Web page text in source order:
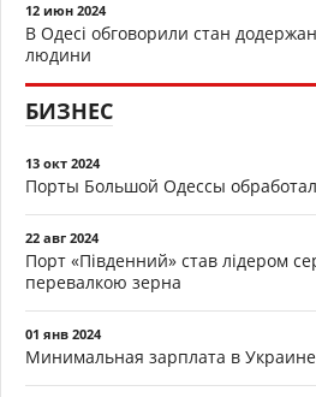
12 июн 2024
В Одесі обговорили стан
людини
БИЗНЕС
13 окт 2024
Порты Большой Одессы
22 авг 2024
Порт «Південний» став лідером
перевалкою зерна
01 янв 2024
Минимальная зарплата в